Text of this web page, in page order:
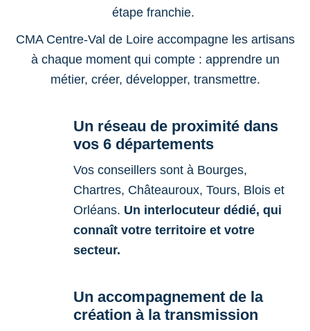
étape franchie.
CMA Centre-Val de Loire accompagne les artisans
à chaque moment qui compte : apprendre un
métier, créer, développer, transmettre.
Un réseau de proximité dans
vos 6 départements
Vos conseillers sont à Bourges,
Chartres, Châteauroux, Tours, Blois et
Orléans. Un interlocuteur dédié, qui
connaît votre territoire et votre
secteur.
Un accompagnement de la
création à la transmission